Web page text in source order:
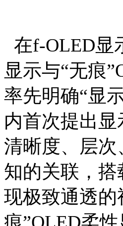
在f-OLED显
显示与“无痕
率先明确“显
内首次提出
清晰度、层
知的关联，
现极致通透的